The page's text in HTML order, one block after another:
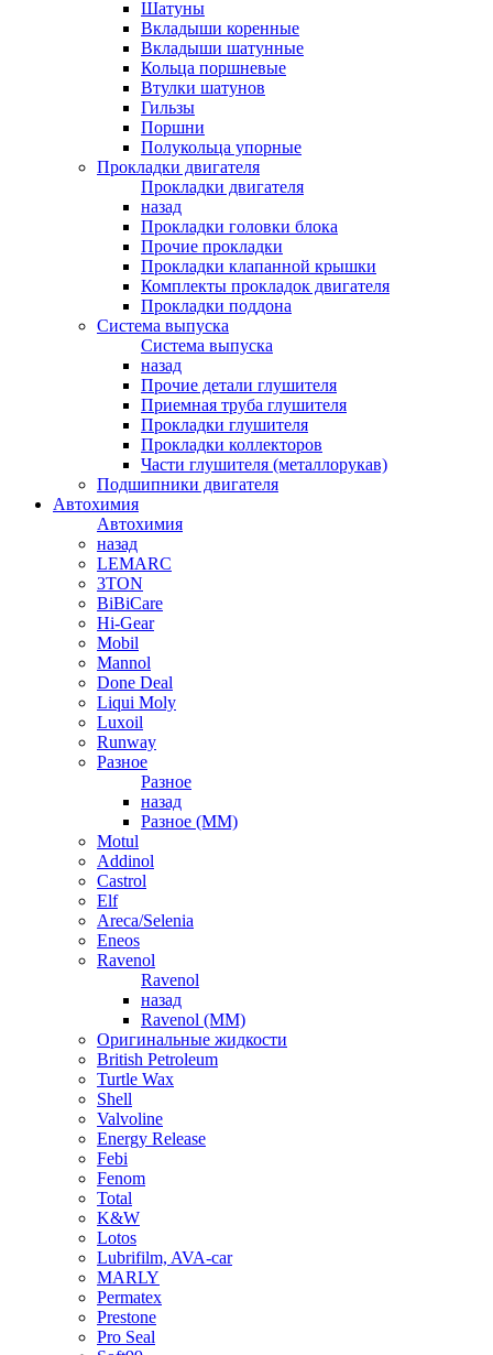
Шатуны
Вкладыши коренные
Вкладыши шатунные
Кольца поршневые
Втулки шатунов
Гильзы
Поршни
Полукольца упорные
Прокладки двигателя
Прокладки двигателя
назад
Прокладки головки блока
Прочие прокладки
Прокладки клапанной крышки
Комплекты прокладок двигателя
Прокладки поддона
Система выпуска
Система выпуска
назад
Прочие детали глушителя
Приемная труба глушителя
Прокладки глушителя
Прокладки коллекторов
Части глушителя (металлорукав)
Подшипники двигателя
Автохимия
Автохимия
назад
LEMARC
3TON
BiBiCare
Hi-Gear
Mobil
Mannol
Done Deal
Liqui Moly
Luxoil
Runway
Разное
Разное
назад
Разное (ММ)
Motul
Addinol
Castrol
Elf
Areca/Selenia
Eneos
Ravenol
Ravenol
назад
Ravenol (ММ)
Оригинальные жидкости
British Petroleum
Turtle Wax
Shell
Valvoline
Energy Release
Febi
Fenom
Total
K&W
Lotos
Lubrifilm, AVA-car
MARLY
Permatex
Prestone
Pro Seal